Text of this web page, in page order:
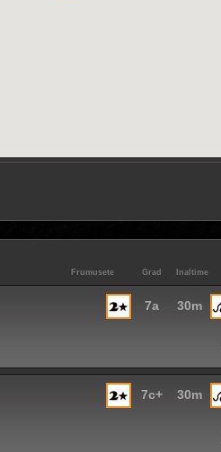
Inaltime
Grad
Frumusete
30m
7a
30m
7c+